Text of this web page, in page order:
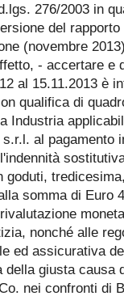
276/2003 in
del
(novembre
- accertare e
al 15.11.2013 è
qualifica di
Industria
al pagamento
goduti,
somma di Euro
nonché alle
ed assicurativa
giusta causa
nei confronti di